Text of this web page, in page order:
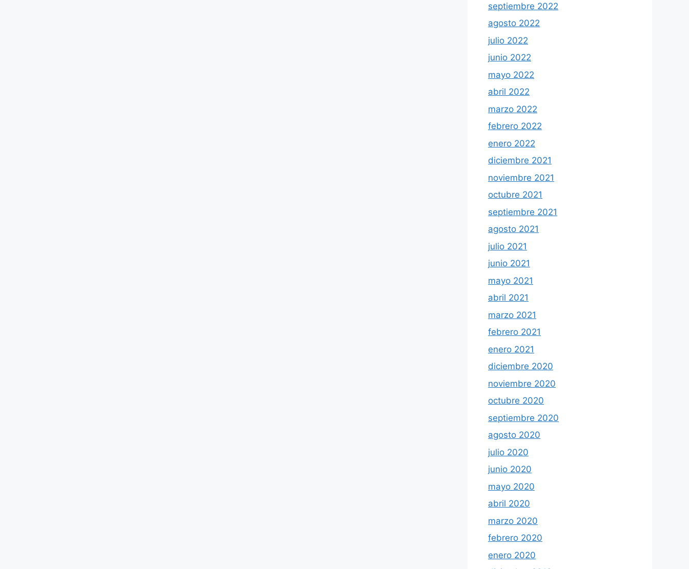
septiembre 2022
agosto 2022
julio 2022
junio 2022
mayo 2022
abril 2022
marzo 2022
febrero 2022
enero 2022
diciembre 2021
noviembre 2021
octubre 2021
septiembre 2021
agosto 2021
julio 2021
junio 2021
mayo 2021
abril 2021
marzo 2021
febrero 2021
enero 2021
diciembre 2020
noviembre 2020
octubre 2020
septiembre 2020
agosto 2020
julio 2020
junio 2020
mayo 2020
abril 2020
marzo 2020
febrero 2020
enero 2020